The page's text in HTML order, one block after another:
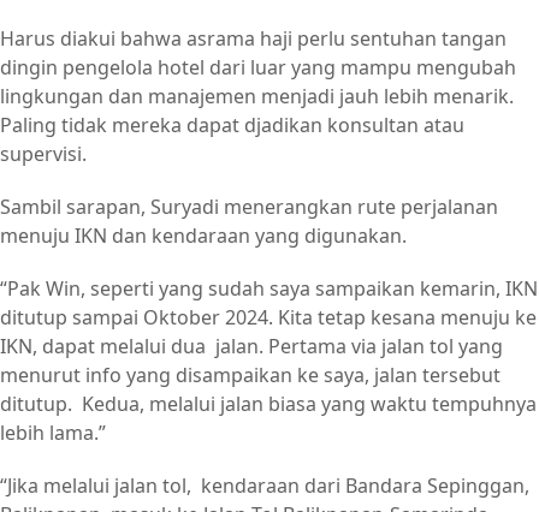
Harus diakui bahwa asrama haji perlu sentuhan tangan
dingin pengelola hotel dari luar yang mampu mengubah
lingkungan dan manajemen menjadi jauh lebih menarik.
Paling tidak mereka dapat djadikan konsultan atau
supervisi.
Sambil sarapan, Suryadi menerangkan rute perjalanan
menuju IKN dan kendaraan yang digunakan.
“Pak Win, seperti yang sudah saya sampaikan kemarin, IKN
ditutup sampai Oktober 2024. Kita tetap kesana menuju ke
IKN, dapat melalui dua jalan. Pertama via jalan tol yang
menurut info yang disampaikan ke saya, jalan tersebut
ditutup. Kedua, melalui jalan biasa yang waktu tempuhnya
lebih lama.”
“Jika melalui jalan tol, kendaraan dari Bandara Sepinggan,